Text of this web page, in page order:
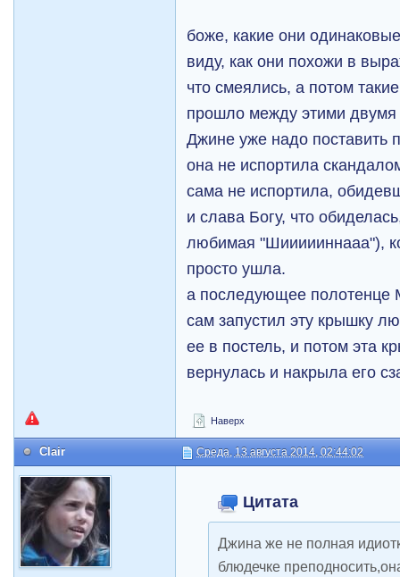
боже, какие они
виду, как они похожи в
что смеялись, а потом
прошло между этими двумя
Джине уже надо поставить
она не испортила
сама не испортила,
и слава Богу, что
любимая "Шиииииннааа"),
просто ушла.
а последующее полотенце
сам запустил эту крышку
ее в постель, и потом эта
вернулась и накрыла его
Наверх
Clair Среда, 13 августа 2014, 02:44:02
Цитата
Джина же не полная
блюдечке